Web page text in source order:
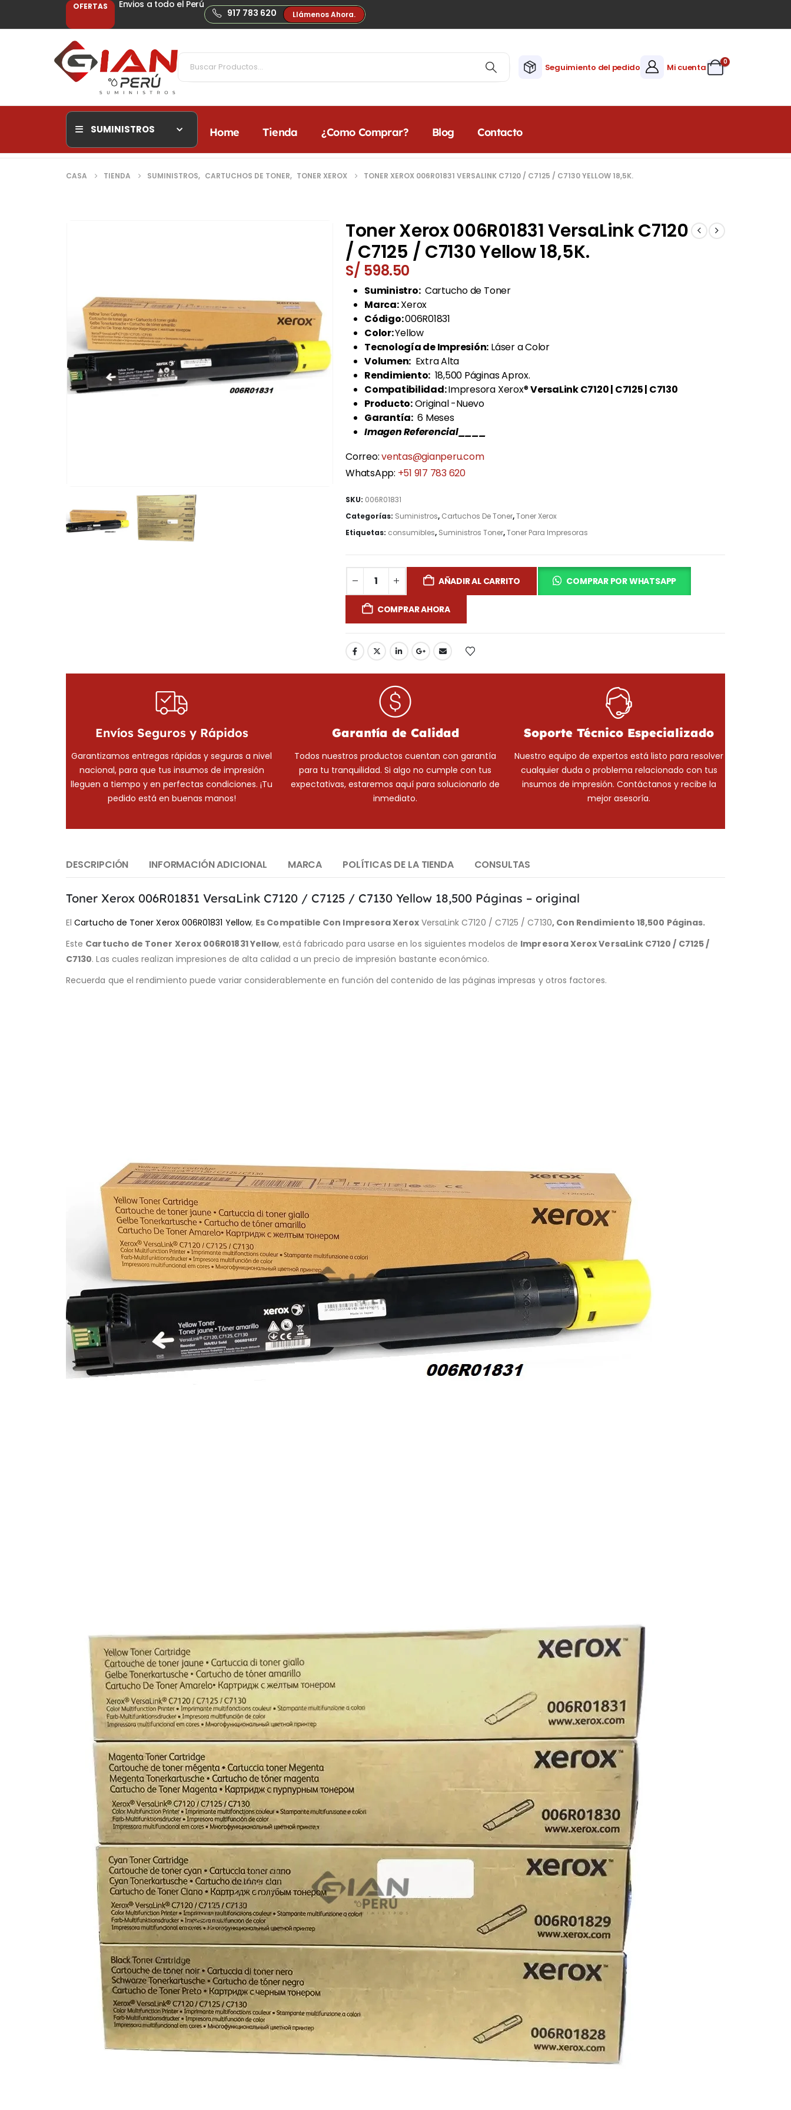
OFERTAS Envios a todo el Perú
917 783 620 Llámenos Ahora.
Seguimiento del pedido Mi cuenta
0
SUMINISTROS Home Tienda ¿Como Comprar? Blog Contacto
CASA TIENDA SUMINISTROS, CARTUCHOS DE TONER, TONER XEROX TONER XEROX 006R01831 VERSALINK C7120 / C7125 / C7130 YELLOW 18,5K.
Toner Xerox 006R01831 VersaLink C7120
/ C7125 / C7130 Yellow 18,5K.
S/ 598.50
Suministro:Cartucho de Toner
Marca:Xerox
Código:006R01831
Color:Yellow
Tecnología de Impresión: Láser a Color
Volumen: Extra Alta
Rendimiento: 18,500 Páginas Aprox.
Compatibilidad:Impresora Xerox®VersaLink C7120 | C7125 | C7130
Producto:Original -Nuevo
Garantía:6 Meses
Imagen Referencial____
Correo:ventas@gianperu.com
WhatsApp: +51 917 783 620
SKU: 006R01831
Categorías: Suministros, Cartuchos De Toner,Toner Xerox
Etiquetas: consumibles, Suministros Toner,Toner Para Impresoras
AÑADIR AL CARRITO COMPRAR POR WHATSAPP
COMPRAR AHORA
Envíos Seguros y Rápidos
Garantizamos entregas rápidas y seguras a nivel
nacional, para que tus insumos de impresión
lleguen a tiempo y en perfectas condiciones. ¡Tu
pedido está en buenas manos!
Garantía de Calidad
Todos nuestros productos cuentan con garantía
para tu tranquilidad. Si algo no cumple con tus
expectativas, estaremos aquí para solucionarlo de
inmediato.
Soporte Técnico Especializado
Nuestro equipo de expertos está listo para resolver
cualquier duda o problema relacionado con tus
insumos de impresión. Contáctanos y recibe la
mejor asesoría.
DESCRIPCIÓN INFORMACIÓN ADICIONAL MARCA POLÍTICAS DE LA TIENDA CONSULTAS
Toner Xerox 006R01831 VersaLink C7120 / C7125 / C7130 Yellow 18,500 Páginas – original
ElCartucho de Toner Xerox 006R01831 Yellow, Es Compatible Con Impresora Xerox VersaLink C7120 / C7125 / C7130, Con Rendimiento 18,500 Páginas.
Este Cartucho de Toner Xerox 006R01831 Yellow,está fabricado para usarse en los siguientes modelos de Impresora XeroxVersaLink C7120 / C7125 /
C7130. Las cuales realizan impresiones de alta calidad a un precio de impresión bastante económico.
Recuerda que el rendimiento puede variar considerablemente en función del contenido de las páginas impresas y otros factores.